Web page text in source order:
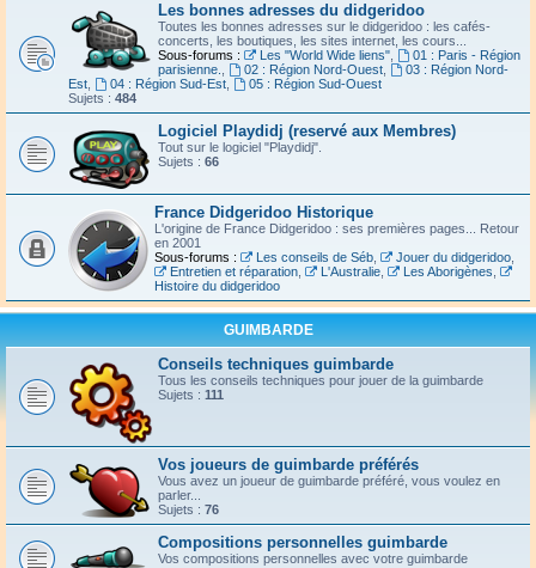
Les bonnes adresses du didgeridoo
Toutes les bonnes adresses sur le didgeridoo : les cafés-
concerts, les boutiques, les sites internet, les cours...
Sous-forums :
Les "World Wide liens",
01 : Paris - Région
parisienne.
02 : Région Nord-Ouest,
03 : Région Nord-
Est
04 : Région Sud-Est,
05 : Région Sud-Ouest
Sujets : 484
Logiciel Playdidj (reservé aux Membres)
Tout sur le logiciel "Playdidj".
Sujets : 66
France Didgeridoo Historique
L'origine de France Didgeridoo : ses premières pages... Retour
en 2001
Sous-forums :
Les conseils de Séb, Jouer du didgeridoo,
Entretien et réparation, L'Australie, Les Aborigènes
Histoire du didgeridoo
GUIMBARDE
Conseils techniques guimbarde
Tous les conseils techniques pour jouer de la guimbarde
Sujets : 111
Vos joueurs de guimbarde préférés
Vous avez un joueur de guimbarde préféré, vous voulez en
parler...
Sujets : 76
Compositions personnelles guimbarde
Vos compositions personnelles avec votre guimbarde